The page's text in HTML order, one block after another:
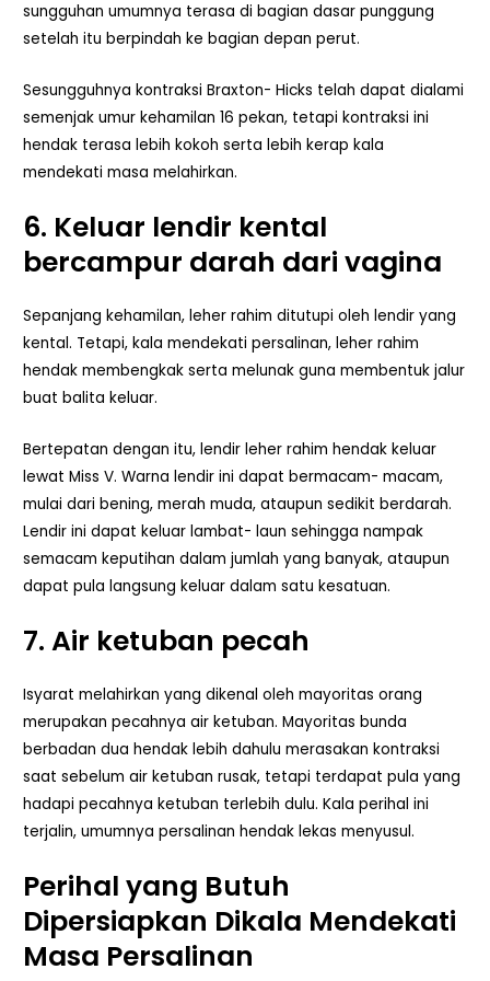
sungguhan umumnya terasa di bagian dasar punggung
setelah itu berpindah ke bagian depan perut.
Sesungguhnya kontraksi Braxton- Hicks telah dapat dialami
semenjak umur kehamilan 16 pekan, tetapi kontraksi ini
hendak terasa lebih kokoh serta lebih kerap kala
mendekati masa melahirkan.
6. Keluar lendir kental
bercampur darah dari vagina
Sepanjang kehamilan, leher rahim ditutupi oleh lendir yang
kental. Tetapi, kala mendekati persalinan, leher rahim
hendak membengkak serta melunak guna membentuk jalur
buat balita keluar.
Bertepatan dengan itu, lendir leher rahim hendak keluar
lewat Miss V. Warna lendir ini dapat bermacam- macam,
mulai dari bening, merah muda, ataupun sedikit berdarah.
Lendir ini dapat keluar lambat- laun sehingga nampak
semacam keputihan dalam jumlah yang banyak, ataupun
dapat pula langsung keluar dalam satu kesatuan.
7. Air ketuban pecah
Isyarat melahirkan yang dikenal oleh mayoritas orang
merupakan pecahnya air ketuban. Mayoritas bunda
berbadan dua hendak lebih dahulu merasakan kontraksi
saat sebelum air ketuban rusak, tetapi terdapat pula yang
hadapi pecahnya ketuban terlebih dulu. Kala perihal ini
terjalin, umumnya persalinan hendak lekas menyusul.
Perihal yang Butuh
Dipersiapkan Dikala Mendekati
Masa Persalinan